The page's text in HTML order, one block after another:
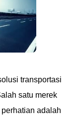
transportasi
satu merek
adalah